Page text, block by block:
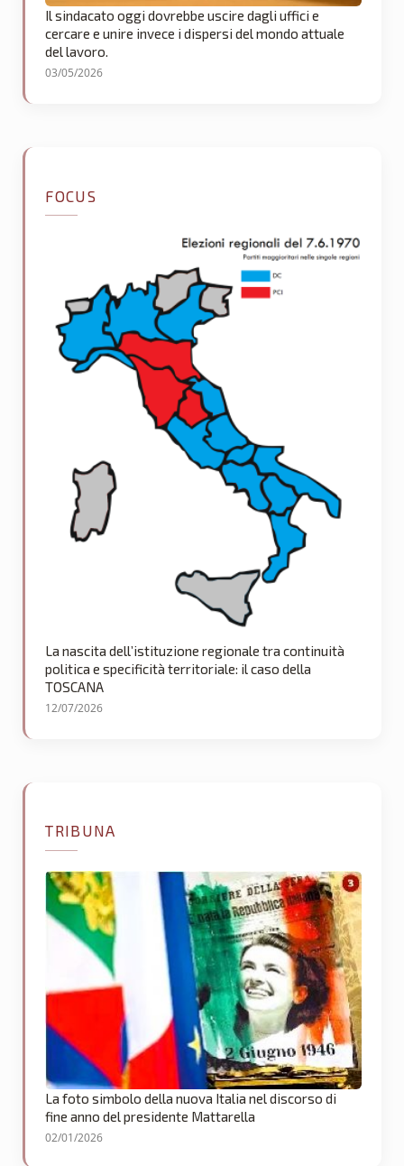
Il sindacato oggi dovrebbe uscire dagli uffici e
cercare e unire invece i dispersi del mondo attuale
del lavoro.
03/05/2026
FOCUS
La nascita dell’istituzione regionale tra continuità
politica e specificità territoriale: il caso della
TOSCANA
12/07/2026
TRIBUNA
La foto simbolo della nuova Italia nel discorso di
fine anno del presidente Mattarella
02/01/2026